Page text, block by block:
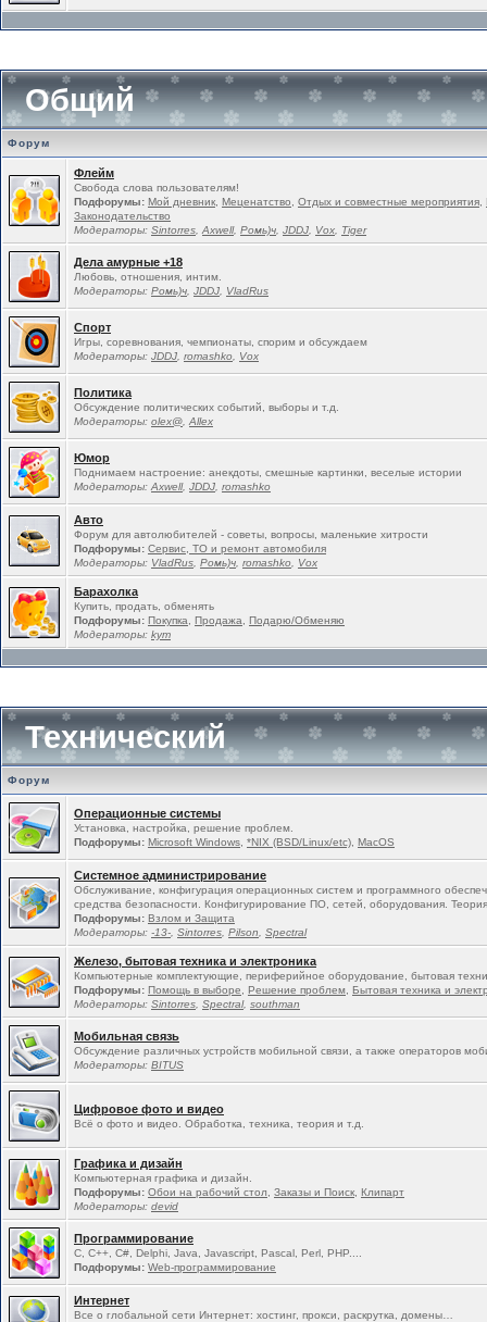
Общий
Форум
Флейм
Свобода слова пользователям!
Подфорумы: Мой дневник Меценатство Отдых и совместные мероприятия
Законодательство
Модераторы: Sintorres Ахwell, Ромь)ч JDDJ Vox Tiger
Дела амурные +18
Любовь, отношения, интим.
Модераторы: Ромь)ч JDDJ VladRus
Спорт
Игры, соревнования, чемпионаты, спорим и обсуждаем
Модераторы: JDDJ romashko Vox
Политика
Обсуждение политических событий, выборы и т.д.
Модераторы: olex@ Allex
Юмор
Поднимаем настроение: анекдоты, смешные картинки, веселые истории
Модераторы: Ахwell, JDDJ romashko
Авто
Форум для автолюбителей - советы, вопросы, маленькие хитрости
Подфорумы: Сервис, ТО и ремонт автомобиля
Модераторы: VladRus Ромь)ч romashko Vox
Барахолка
Купить, продать, обменять
Подфорумы: Покупка Продажа
Подарю/Обменяю
Модераторы: kym
Технический
Форум
Операционные системы
Установка, настройка, решение проблем.
Подфорумы: Microsoft Windows *NIX (BSD/Linux/etc) MacOS
Системное администрирование
Обслуживание, конфигурация операционных систем и программного
средства безопасности. Конфигурирование ПО, сетей, оборудования.
Подфорумы: Взлом и Защита
Модераторы: -13- Sintorres Pilson Spectral
Железо, бытовая техника и электроника
Компьютерные комплектующие, периферийное оборудование, бытовая
Подфорумы: Помощь в выборе Решение проблем Бытовая техника и
Модераторы: Sintorres Spectral, southman
Мобильная связь
Обсуждение различных устройств мобильной связи, а также операторов
Модераторы: BITUS
Цифровое фото и видео
Всё о фото и видео. Обработка, техника, теория и т.д.
Графика и дизайн
Компьютерная графика и дизайн.
Подфорумы: Обои на рабочий стол Заказы и Поиск Клипарт
Модераторы: devid
Программирование
C, C++, C#, Delphi, Java, Javascript, Pascal, Perl, PHP....
Подфорумы: Web-программирование
Интернет
Все о глобальной сети Интернет: хостинг, прокси, раскрутка, домены…